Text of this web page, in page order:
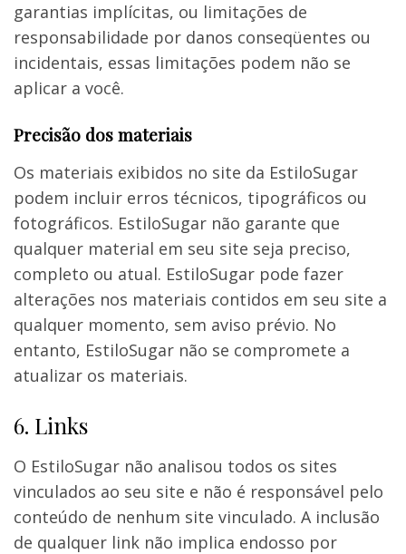
garantias implícitas, ou limitações de
responsabilidade por danos conseqüentes ou
incidentais, essas limitações podem não se
aplicar a você.
Precisão dos materiais
Os materiais exibidos no site da EstiloSugar
podem incluir erros técnicos, tipográficos ou
fotográficos. EstiloSugar não garante que
qualquer material em seu site seja preciso,
completo ou atual. EstiloSugar pode fazer
alterações nos materiais contidos em seu site a
qualquer momento, sem aviso prévio. No
entanto, EstiloSugar não se compromete a
atualizar os materiais.
6. Links
O EstiloSugar não analisou todos os sites
vinculados ao seu site e não é responsável pelo
conteúdo de nenhum site vinculado. A inclusão
de qualquer link não implica endosso por